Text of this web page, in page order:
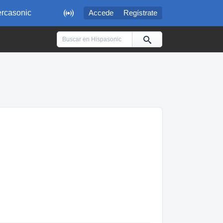
 Accede Regístrate